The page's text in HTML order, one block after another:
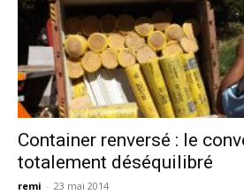
Container renversé : le
totalement déséquilibré
remi - 23 mai 2014